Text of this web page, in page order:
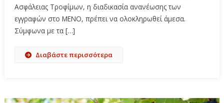
Ασφάλειας Τροφίμων, η διαδικασία ανανέωσης των
εγγραφών στο ΜΕΝΟ, πρέπει να ολοκληρωθεί άμεσα.
Σύμφωνα με τα […]
Διαβάστε περισσότερα